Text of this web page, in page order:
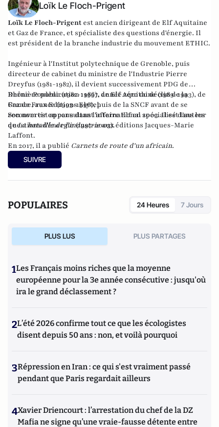
Loïk Le Floch-Prigent
Loïk Le Floch-Prigent est ancien dirigeant de Elf Aquitaine
et Gaz de France, et spécialiste des questions d'énergie. Il
est président de la branche industrie du mouvement ETHIC.
Ingénieur à l'Institut polytechnique de Grenoble, puis
directeur de cabinet du ministre de l'Industrie Pierre
Dreyfus (1981-1982), il devient successivement PDG de
Rhône-Poulenc (1982-1986), de Elf Aquitaine (1989-1993), de
Gaz de France (1993-1996), puis de la SNCF avant de se
reconvertir en consultant international spécialisé dans les
questions d'énergie (1997-2003).
Dernière publication :1997, année zéro du déclin de la
France, aux Editions Elytel.
Son nom est apparu dans l'affaire Elf en 2003. Il est l'auteur
deLa bataille de l'industrieaux éditions Jacques-Marie
Laffont.
En 2017, il a publié Carnets de route d'un africain.
SUIVRE
POPULAIRES 24 Heures 7 Jours
PLUS LUS PLUS PARTAGES
1Les Français moins riches que la moyenne
européenne pour la 3e année consécutive : jusqu'où
ira le grand déclassement ?
2L’été 2026 confirme tout ce que les écologistes
disent depuis 50 ans : non, et voilà pourquoi
3Répression en Iran : ce qui s'est vraiment passé
pendant que Paris regardait ailleurs
4Xavier Driencourt : l’arrestation du chef de la DZ
Mafia ne signe qu’une vraie-fausse détente entre